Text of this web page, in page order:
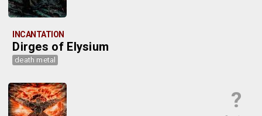
INCANTATION
Dirges of Elysium
death metal
?